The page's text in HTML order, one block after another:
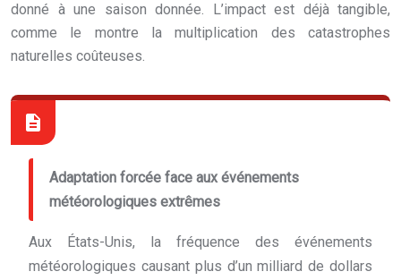
donné à une saison donnée. L’impact est déjà tangible,
comme le montre la multiplication des catastrophes
naturelles coûteuses.
Adaptation forcée face aux événements
météorologiques extrêmes
Aux États-Unis, la fréquence des événements
météorologiques causant plus d’un milliard de dollars